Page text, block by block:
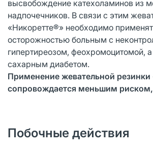
высвобождение катехоламинов из
надпочечников. В связи с этим
«Никоретте®» необходимо
осторожностью больным с
гипертиреозом, феохромоцитомой,
сахарным диабетом.
Применение жевательной резинки
сопровождается меньшим
Побочные действия